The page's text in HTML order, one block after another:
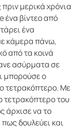
μερικά χρόνια
ένα βίντεο από
ένα
κάμερα πάνω,
από τα κοινά
ασύρματα σε
μπορούσε ο
τετρακόπτερο. Με
τετρακόπτερο του
άρχισε να το
δουλεύει και